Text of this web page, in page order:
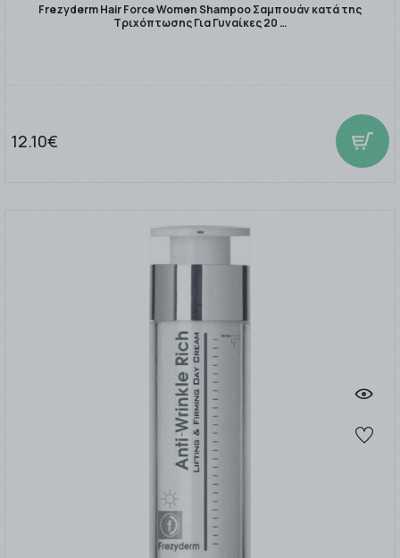
Frezyderm Hair Force Women Shampoo Σαμπουάν κατά της
Τριχόπτωσης Για Γυναίκες 20 …
12.10€